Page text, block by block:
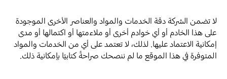
لا تضمن الشركة دقة الخدمات والمواد والعناصر الأخرى الموجودة
على هذا الخادم أو أي خوادم أخرى أو ملاءمتها أو اكتمالها أو مدى
إمكانية الاعتماد عليها. لذلك، لا تعتمد على أي من الخدمات والمواد
المتوفرة في هذا الموقع ما لم ننصحك صراحةً كتابيًا بإمكانية ذلك.